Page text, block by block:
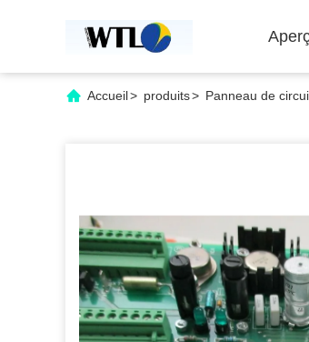
Accueil> produits> Panneau de